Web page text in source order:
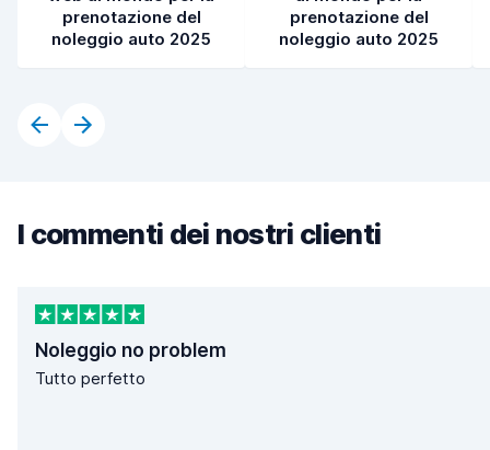
prenotazione del
noleggio auto 2025
prenotazione del
noleggio auto 2025
I commenti dei nostri clienti
Noleggio no problem
Tutto perfetto